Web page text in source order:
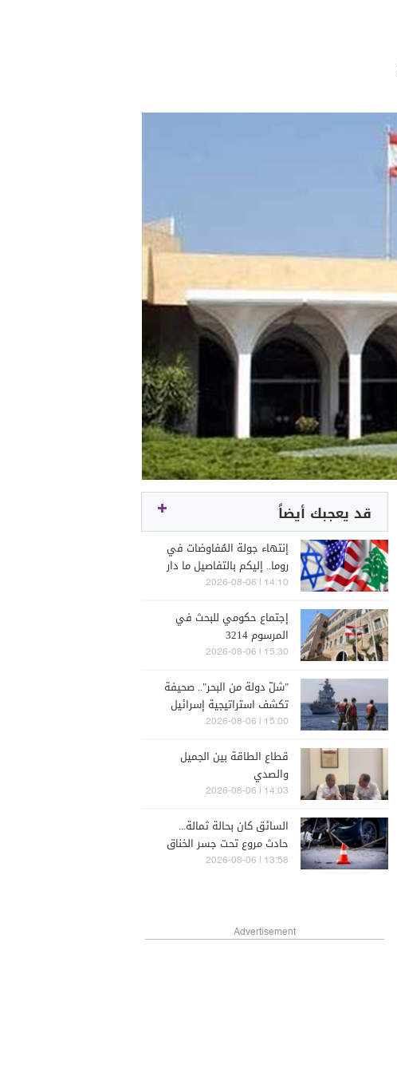
قد يعجبك أيضاً
إنتهاء جولة المُفاوضات في
روما.. إليكم بالتفاصيل ما دار
بين الوفدين اللبنانيّ
14:10 | 2026-08-06
إجتماع حكومي للبحث في
المرسوم 3214
15:30 | 2026-08-06
"شلّ دولة من البحر".. صحيفة
تكشف استراتيجية إسرائيل
البحرية الجديدة في مواجهة
15:00 | 2026-08-06
قطاع الطاقة بين الجميل
والصدي
14:03 | 2026-08-06
السائق كان بحالة ثمالة...
حادث مروع تحت جسر الخناق
في طرابلس (صور)
13:58 | 2026-08-06
Advertisement